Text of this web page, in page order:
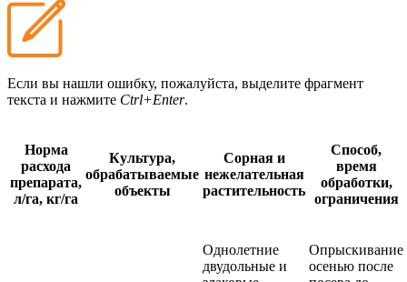
Если вы нашли ошибку, пожалуйста, выделите фрагмент
текста и нажмите Ctrl+Enter.
Норма
расхода
препарата,
л/га, кг/га
Культура,
обрабатываемые
объекты
Сорная и
нежелательная
растительность
Способ,
время
обработки,
ограничения
Однолетние
двудольные и
Опрыскивание
осенью после